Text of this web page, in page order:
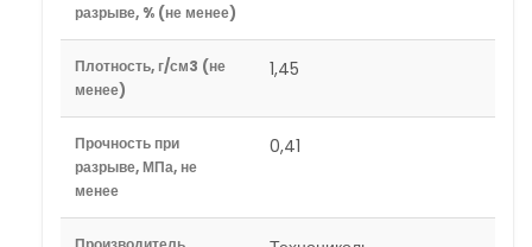
разрыве, % (не менее)
Плотность, г/см3 (не
менее)
1,45
Прочность при
разрыве, МПа, не
менее
0,41